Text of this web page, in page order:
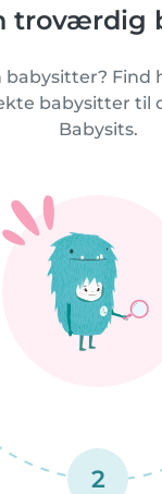
troværdig
babysitter?
babysitter til
Babysits.
2